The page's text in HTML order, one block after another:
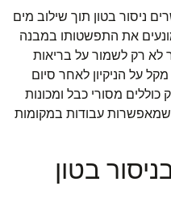
ניסור בטון תוך שילוב מים
את התפשטותו במבנה
לא רק לשמור על בריאות
על הניקיון לאחר סיום
מסורי כבל ומכונות
שמאפשרות עבודות במקומות
בטון